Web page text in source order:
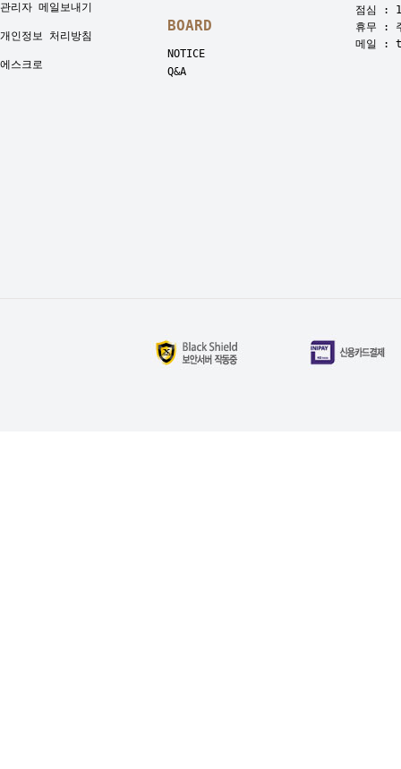
관리자 메일보내기
개인정보 처리방침
에스크로
BOARD
NOTICE
Q&A
점심 :
휴무 :
메일 :